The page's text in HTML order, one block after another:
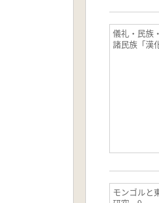
儀礼・民族・
諸民族「漢
モンゴルと